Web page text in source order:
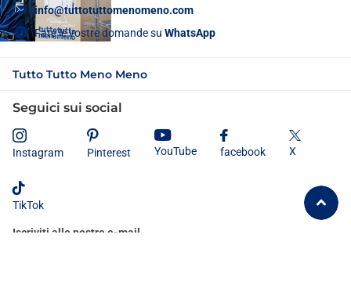
info@tuttotuttomenomeno.com
Fate le vostre domande su WhatsApp
Tutto Tutto Meno Meno
Seguici sui social
Instagram Pinterest YouTube facebook X
TikTok
Iscriviti alle nostre e-mail